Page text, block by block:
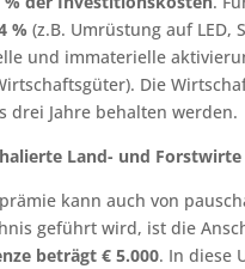
% (z.B. Umrüstung auf
und immaterielle
Die
drei Jahre behalten werden.
Land- und Forstwirte
kann auch von
geführt wird, ist die
beträgt € 5.000. In diese